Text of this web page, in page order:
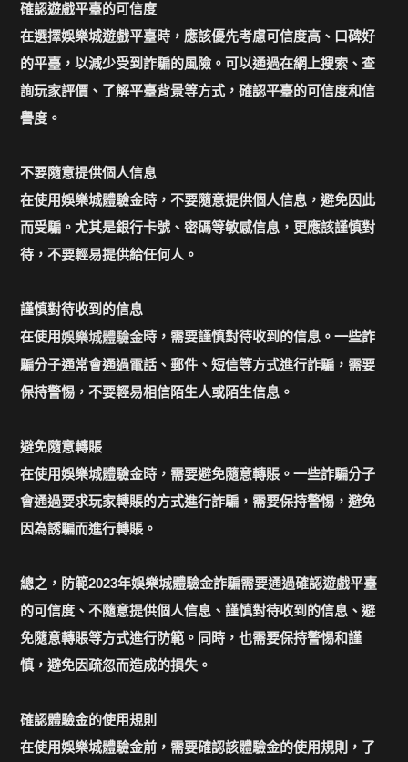
確認遊戲平臺的可信度
在選擇娛樂城遊戲平臺時，應該優先考慮可信度高、口碑好
的平臺，以減少受到詐騙的風險。可以通過在網上搜索、查
詢玩家評價、了解平臺背景等方式，確認平臺的可信度和信
譽度。
不要隨意提供個人信息
在使用娛樂城體驗金時，不要隨意提供個人信息，避免因此
而受騙。尤其是銀行卡號、密碼等敏感信息，更應該謹慎對
待，不要輕易提供給任何人。
謹慎對待收到的信息
在使用娛樂城體驗金時，需要謹慎對待收到的信息。一些詐
騙分子通常會通過電話、郵件、短信等方式進行詐騙，需要
保持警惕，不要輕易相信陌生人或陌生信息。
避免隨意轉賬
在使用娛樂城體驗金時，需要避免隨意轉賬。一些詐騙分子
會通過要求玩家轉賬的方式進行詐騙，需要保持警惕，避免
因為誘騙而進行轉賬。
總之，防範2023年娛樂城體驗金詐騙需要通過確認遊戲平臺
的可信度、不隨意提供個人信息、謹慎對待收到的信息、避
免隨意轉賬等方式進行防範。同時，也需要保持警惕和謹
慎，避免因疏忽而造成的損失。
確認體驗金的使用規則
在使用娛樂城體驗金前，需要確認該體驗金的使用規則，了